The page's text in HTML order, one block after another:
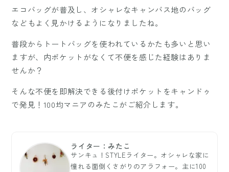
エコバッグが普及し、オシャレなキャンバス地のバッグ
などもよく見かけるようになりましたね。
普段からトートバッグを使われているかたも多いと思い
ますが、内ポケットがなくて不便を感じた経験はありま
せんか？
そんな不便を即解決できる後付けポケットをキャンドゥ
で発見！100均マニアのみたこがご紹介します。
ライター：みたこ
サンキュ！STYLEライター。オシャレな家に
憧れる面倒くさがりのアラフォー。主に100